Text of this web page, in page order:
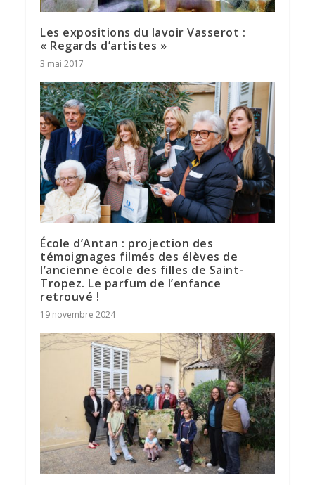
Les expositions du lavoir Vasserot :
« Regards d’artistes »
3 mai 2017
École d’Antan : projection des
témoignages filmés des élèves de
l’ancienne école des filles de Saint-
Tropez. Le parfum de l’enfance
retrouvé !
19 novembre 2024